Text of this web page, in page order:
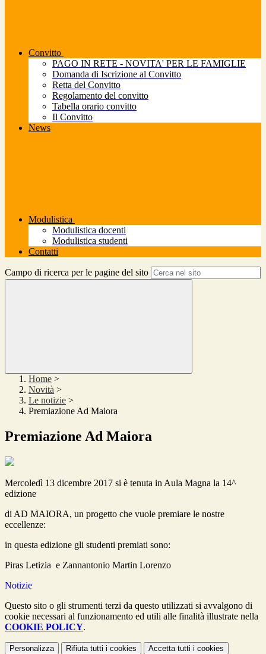
Convitto
PAGO IN RETE - NOVITA' PER LE FAMIGLIE
Domanda di Iscrizione al Convitto
Retta del Convitto
Regolamento del convitto
Tabella orario convitto
Il Convitto
News
Modulistica
Modulistica docenti
Modulistica studenti
Contatti
Campo di ricerca per le pagine del sito
Home >
Novità >
Le notizie >
Premiazione Ad Maiora
Premiazione Ad Maiora
Mercoledì 13 dicembre 2017 si è tenuta in Aula Magna la 14^
edizione
di AD MAIORA, un progetto che vuole premiare le nostre
eccellenze:
in questa edizione gli studenti premiati sono:
Piras Letizia e Zannantonio Martin Lorenzo
Notizie
Questo sito o gli strumenti terzi da questo utilizzati si avvalgono di
cookie necessari al funzionamento ed utili alle finalità illustrate nella
COOKIE POLICY.
Personalizza Rifiuta tutti i cookies Accetta tutti i cookies